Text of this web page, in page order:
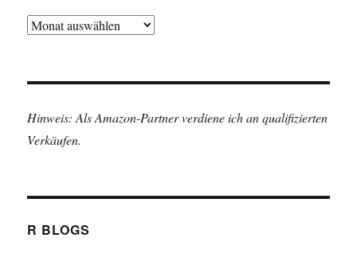
Archiv
Hinweis: Als Amazon-Partner verdiene ich an qualifizierten
Verkäufen.
R BLOGS